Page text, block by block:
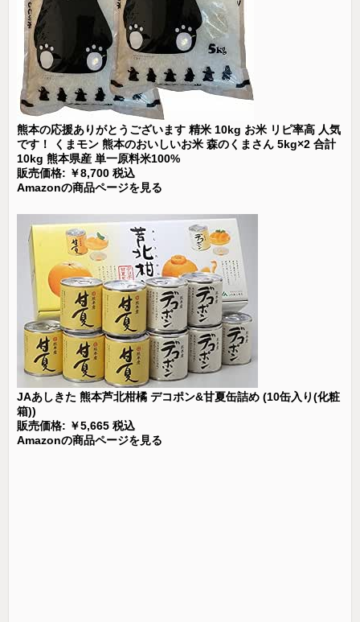
熊本の応援ありがとうございます 精米 10kg お米 リピ率高 人気
です！ くまモン 熊本のおいしいお米 森のくまさん 5kg×2 合計
10kg 熊本県産 単一原料米100%
販売価格: ￥8,700 税込
Amazonの商品ページを見る
JAあしきた 熊本芦北柑橘 デコポン&甘夏缶詰め (10缶入り(化粧
箱))
販売価格: ￥5,665 税込
Amazonの商品ページを見る